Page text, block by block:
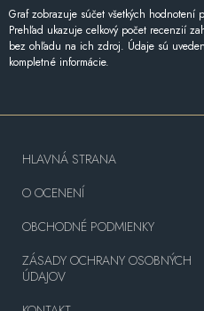
Graf zobrazuje súčet všetkých hodnotení
Prehľad ukazuje celkový počet recenzií
bez ohľadu na ich zdroj. Údaje sú
kompletné informácie.
HLAVNÁ STRANA
O OCENENÍ
OBCHODNÉ PODMIENKY
ZÁSADY OCHRANY OSOBNÝCH
ÚDAJOV